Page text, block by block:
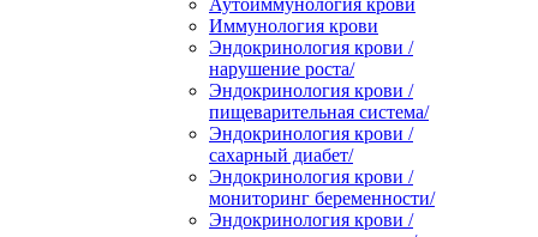
Аутоиммунология крови
Иммунология крови
Эндокринология крови /
нарушение роста/
Эндокринология крови /
пищеварительная система/
Эндокринология крови /
сахарный диабет/
Эндокринология крови /
мониторинг беременности/
Эндокринология крови /